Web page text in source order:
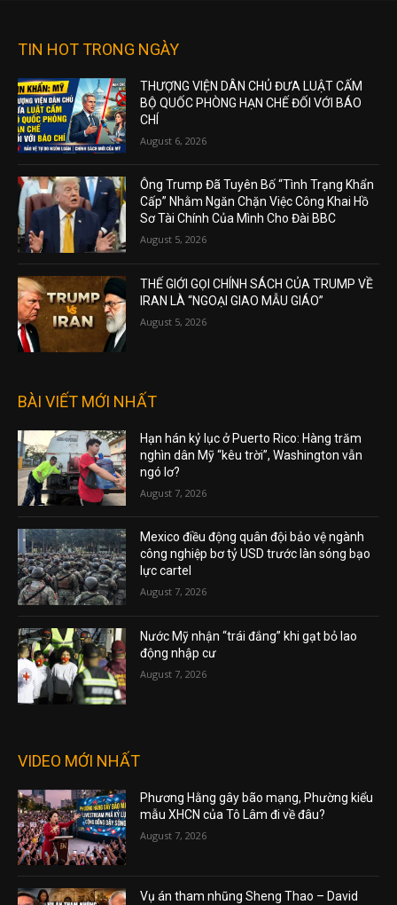
TIN HOT TRONG NGÀY
THƯỢNG VIỆN DÂN CHỦ ĐƯA LUẬT CẤM
BỘ QUỐC PHÒNG HẠN CHẾ ĐỐI VỚI BÁO
CHÍ
August 6, 2026
Ông Trump Đã Tuyên Bố “Tình Trạng Khẩn
Cấp” Nhằm Ngăn Chặn Việc Công Khai Hồ
Sơ Tài Chính Của Mình Cho Đài BBC
August 5, 2026
THẾ GIỚI GỌI CHÍNH SÁCH CỦA TRUMP VỀ
IRAN LÀ “NGOẠI GIAO MẪU GIÁO”
August 5, 2026
BÀI VIẾT MỚI NHẤT
Hạn hán kỷ lục ở Puerto Rico: Hàng trăm
nghìn dân Mỹ “kêu trời”, Washington vẫn
ngó lơ?
August 7, 2026
Mexico điều động quân đội bảo vệ ngành
công nghiệp bơ tỷ USD trước làn sóng bạo
lực cartel
August 7, 2026
Nước Mỹ nhận “trái đắng” khi gạt bỏ lao
động nhập cư
August 7, 2026
VIDEO MỚI NHẤT
Phương Hằng gây bão mạng, Phường kiểu
mẫu XHCN của Tô Lâm đi về đâu?
August 7, 2026
Vụ án tham nhũng Sheng Thao – David